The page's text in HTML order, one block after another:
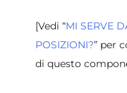
[Vedi “MI SERVE
POSIZIONI?” per
di questo